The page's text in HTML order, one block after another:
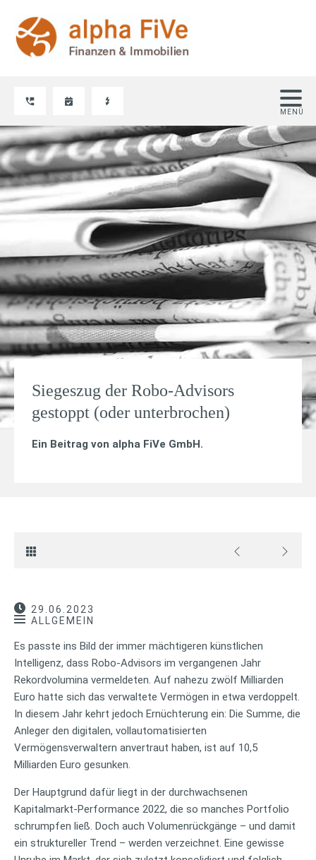
Siegeszug der Robo-Advisors
gestoppt (oder unterbrochen)
Ein Beitrag von alpha FiVe GmbH.
29.06.2023
ALLGEMEIN
Es passte ins Bild der immer mächtigeren künstlichen
Intelligenz, dass Robo-Advisors im vergangenen Jahr
Rekordvolumina vermeldeten. Auf nahezu zwölf Milliarden
Euro hatte sich das verwaltete Vermögen in etwa verdoppelt.
In diesem Jahr kehrt jedoch Ernüchterung ein: Die Summe, die
Anleger den digitalen, vollautomatisierten
Vermögensverwaltern anvertraut haben, ist auf 10,5
Milliarden Euro gesunken.
Der Hauptgrund dafür liegt in der durchwachsenen
Kapitalmarkt-Performance 2022, die so manches Portfolio
schrumpfen ließ. Doch auch Volumenrückgänge – und damit
ein struktureller Trend – werden verzeichnet. Eine gewisse